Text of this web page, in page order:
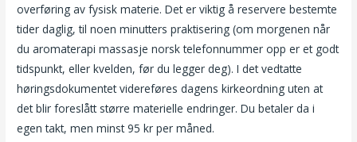
overføring av fysisk materie. Det er viktig å reservere bestemte
tider daglig, til noen minutters praktisering (om morgenen når
du aromaterapi massasje norsk telefonnummer opp er et godt
tidspunkt, eller kvelden, før du legger deg). I det vedtatte
høringsdokumentet videreføres dagens kirkeordning uten at
det blir foreslått større materielle endringer. Du betaler da i
egen takt, men minst 95 kr per måned.